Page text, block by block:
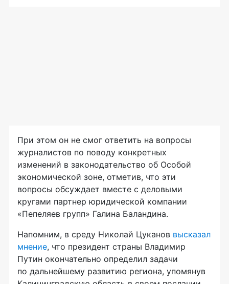
При этом он не смог ответить на вопросы
журналистов по поводу конкретных
изменений в законодательство об Особой
экономической зоне, отметив, что эти
вопросы обсуждает вместе с деловыми
кругами партнер юридической компании
«Пепеляев групп» Галина Баландина.
Напомним, в среду Николай Цуканов высказал
мнение, что президент страны Владимир
Путин окончательно определил задачи
по дальнейшему развитию региона, упомянув